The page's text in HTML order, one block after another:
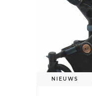
NIEUWS